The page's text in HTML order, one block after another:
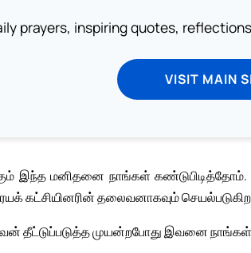
prayers, inspiring quotes,
VISIT MAIN
இந்த மனிதனை நாங்கள் கண்டுபிடித்தோம்.
கட்சியினரின் தலைவனாகவும்
தீட்டுப்படுத்த முயன்றபோது இவனை